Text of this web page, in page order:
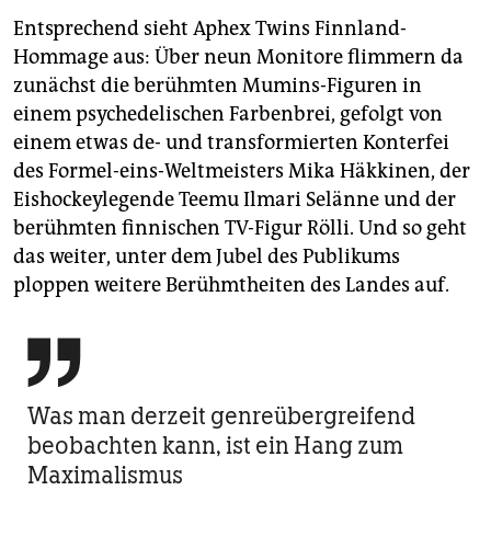
Entsprechend sieht Aphex Twins Finnland-
Hommage aus: Über neun Monitore flimmern da
zunächst die berühmten Mumins-Figuren in
einem psychedelischen Farbenbrei, gefolgt von
einem etwas de- und transformierten Konterfei
des Formel-eins-Weltmeisters Mika Häkkinen, der
Eishockeylegende Teemu Ilmari Selänne und der
berühmten finnischen TV-Figur Rölli. Und so geht
das weiter, unter dem Jubel des Publikums
ploppen weitere Berühmtheiten des Landes auf.

Was man derzeit genreübergreifend
beobachten kann, ist ein Hang zum
Maximalismus